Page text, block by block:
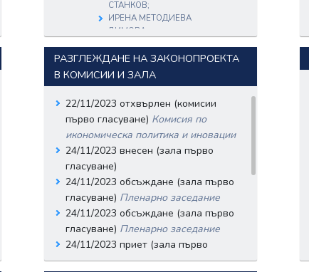
СТАНКОВ;
ИРЕНА МЕТОДИЕВА
ДИМОВА;
Документи:
49-354-04-249.pdf
Входящ номер: 49-354-04-
251
Дата: 27/11/2023
Вносители:
КОРНЕЛИЯ
ПЕТРОВА НИНОВА;
РУМЕН ВАСИЛЕВ
ГЕЧЕВ;
ДРАГОМИР ВЕЛКОВ
СТОЙНЕВ;
ПЕТЪР ГЕОРГИЕВ
КЪНЕВ;
БОГДАН ЕМИЛОВ
БОЦЕВ;
ГЕОРГИ ЯНЧЕВ
РАЗГЛЕЖДАНЕ НА ЗАКОНОПРОЕКТА
В КОМИСИИ И ЗАЛА
22/11/2023 отхвърлен (комисии
първо гласуване) Комисия по
икономическа политика и иновации
24/11/2023 внесен (зала първо
гласуване)
24/11/2023 обсъждане (зала първо
гласуване) Пленарно заседание
24/11/2023 обсъждане (зала първо
гласуване) Пленарно заседание
24/11/2023 приет (зала първо
гласуване)